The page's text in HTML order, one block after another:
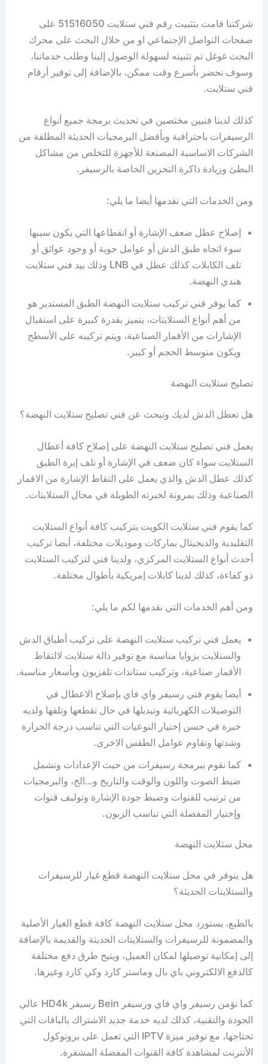
شركتنا قامت بتثبيت رقم فني ستلايت 51516050 على
صفحات التواصل الإجتماعي او من خلال البحث على محرك
البحث غوغل تم تثبيته لسهولة الوصول إلينا وطلب خدماتنا،
وسوف نحضر بأسرع وقت ممكن، بالإضافة إلى توفير أرقام
فني ستلايت.
كذلك لدينا فنيين مختصين في تحديث برمجة جميع أنواع
الرسيفرات باحترافية وبأفضل البرمجيات الحديثة المطلقة من
الشركات الاساسية المصنعة للأجهزة للتخلص من مشاكل
البطئ وزيادة ذاكرة التخزين الخاصة بالرسيفر.
ومن الخدمات التي نقدمها أيضا ما يلي:
إصلاح عطل ضعف الإشارة أو انقطاعها التي يكون سببها
سوء اتجاه طبق الدش أو عوامل جوية أو وجود عوائق أو
تلف الكابلات كذلك عطل في LNB وذلك بيد فني ستلايت
هندي النهضة.
كما يوفر فني تركيب ستلايت النهضة الطبق المستدير هو
من أهم أنواع الستلايتات، يتميز بقدرة كبيرة على استقبال
الإشارات من الأقمار الصناعية، ويتم تركيبه على الأسطح
ويكون متوسط الحجم أو كبير.
تصليح ستلايت النهضة
هل تعطل الدش لديك وتبحث عن فني تصليح ستلايت النهضة؟
يعمل فني تصليح ستلايت النهضة على إصلاح كافة أعطال
الستلايت سواء كان ضعف في الإشارة أو تلف إبرة الطبق
كذلك عطل الدش والذي يعمل على التقاط الإشارة من الاقمار
الصناعية وذلك بمرونة لخبرته الطويلة في مجال الستلايتات.
كما يقوم فني ستلايت الكويت بتركيب كافة أنواع الستلايت
التقليدية والديجيتال بماركات وموديلات مختلفة، أيضا تركيب
أحدث أنواع الستلايت المركزي، ولدينا فني لتركيب الستلايت
ذو كفاءة، كذلك لدينا كابلات إمريكية بأطوال مختلفة.
ومن أهم الخدمات التي نقدمها لكم ما يلي:
يعمل فني تركيب ستلايت النهضة على تركيب أطباق الدش
والستلايت بزوايا مناسبة مع توفير دالة ستلايت لالتقاط
الأقمار صناعية، وتركيب ستاندات تلفزيون وبأسعار مناسبة.
أيضا يقوم فني رسيفر واي فاي بإصلاح الاعطال في
التوصيلات الكهربائية وتبديلها في حال تقطعها وتلفها ولديه
خبرة في حسن إختيار النوعيات التي تناسب درجة الحرارة
وشدتها وتقاوم عوامل الطقس الاخرى.
كما نقوم ببرمجة رسيفرات من حيث الإعدادات وتشمل
ضبط الصوت واللون والوقت والتاريخ و…الخ، والبرمجيات
من ترتيب للقنوات وضبط جودة الإشارة وتوليف قنوات
وإختيار المفضلة التي تناسب الزبون.
محل ستلايت النهضة
هل يتوفر في محل ستلايت النهضة قطع غيار للرسيفرات
والستلايتات الحديثة؟
بالطبع، يستورد محل ستلايت النهضة كافة قطع الغيار الأصلية
والمضمونة للرسيفرات والستلايتات الحديثة والقديمة بالإضافة
إلى إمكانية توصيلها لمكان العميل، ويتيح طرق دفع مختلفة
كالدفع الالكتروني باي بال وماستر كارد وكي كارد وغيرها.
كما نؤمن رسيفر واي فاي ورسيفر Bein رسيفر HD4k عالي
الجودة والتقنية، كذلك لديه خدمة جديد الاشتراك بالباقات التي
تحتاجها، مع توفير ميزة IPTV التي تعمل على بروتوكول
الأنترنت لمشاهدة كافة القنوات المفضلة المشفرة.